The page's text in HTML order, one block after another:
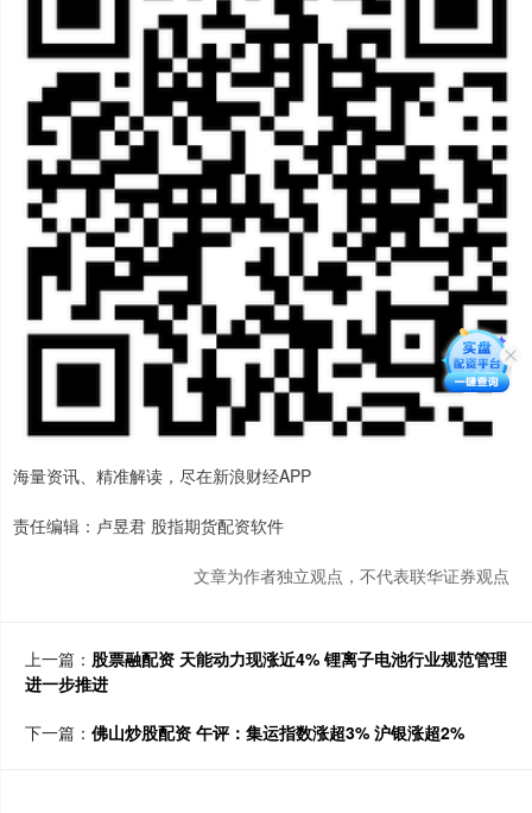
海量资讯、精准解读，尽在新浪财经APP
责任编辑：卢昱君 股指期货配资软件
文章为作者独立观点，不代表联华证券观点
上一篇： 股票融配资 天能动力现涨近4% 锂离子电池行业规范管理
进一步推进
下一篇： 佛山炒股配资 午评：集运指数涨超3% 沪银涨超2%